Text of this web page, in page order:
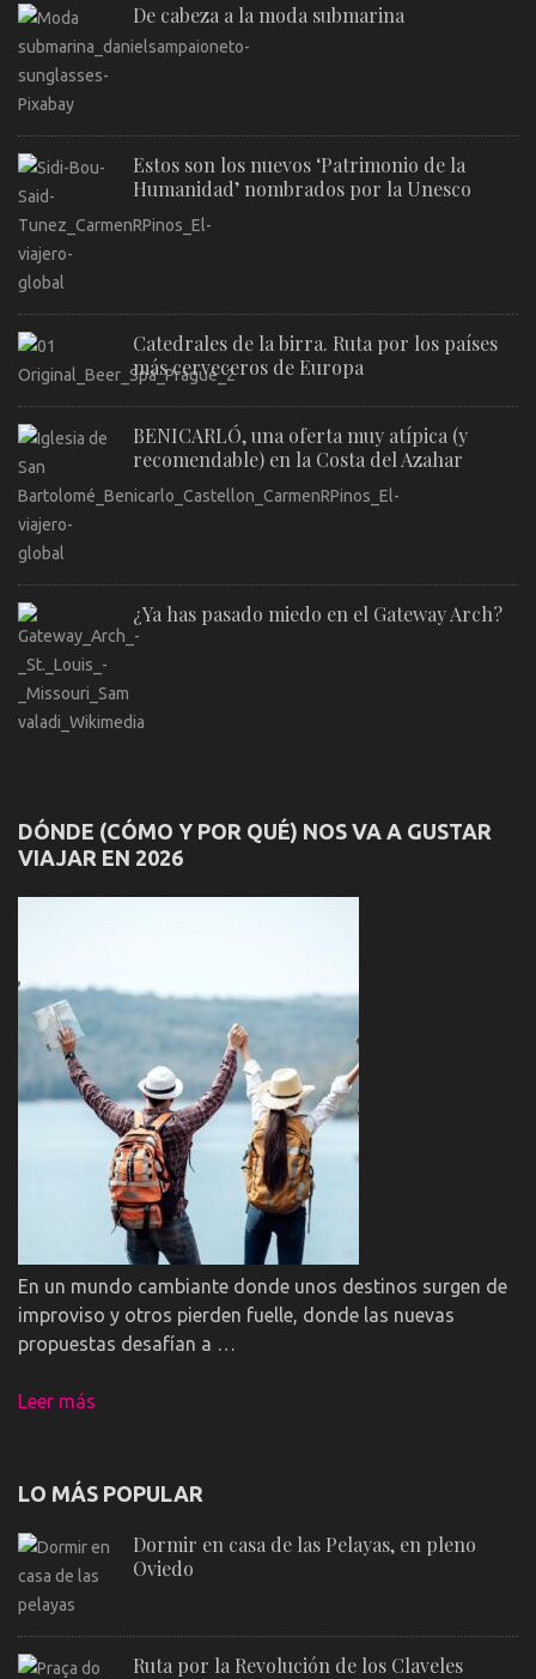
De cabeza a la moda submarina
Estos son los nuevos ‘Patrimonio de la
Humanidad’ nombrados por la Unesco
Catedrales de la birra. Ruta por los países
más cerveceros de Europa
BENICARLÓ, una oferta muy atípica (y
recomendable) en la Costa del Azahar
¿Ya has pasado miedo en el Gateway Arch?
DÓNDE (CÓMO Y POR QUÉ) NOS VA A GUSTAR
VIAJAR EN 2026
En un mundo cambiante donde unos destinos surgen de
improviso y otros pierden fuelle, donde las nuevas
propuestas desafían a …
Leer más
LO MÁS POPULAR
Dormir en casa de las Pelayas, en pleno
Oviedo
Ruta por la Revolución de los Claveles